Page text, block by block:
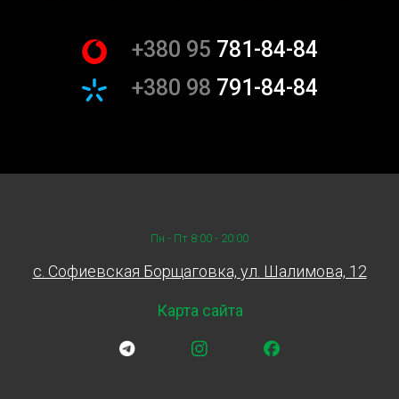
в сборе в Киеве: цена и
стоимость
надежность результатов.
Почему выбрать Sian для
замены термостата с корпусом
в сборе?
+380 95 781-84-84
+380 98 791-84-84
Пн - Пт 8:00 - 20:00
c. Софиевская Борщаговка, ул. Шалимова, 12
Карта сайта